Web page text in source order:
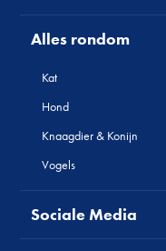
Alles rondom
Kat
Hond
Knaagdier & Konijn
Vogels
Sociale Media